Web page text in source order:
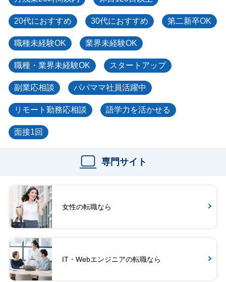
20代におすすめ 30代におすすめ 第二新卒OK
職種未経験OK 業界未経験OK
職種・業界未経験OK スタートアップ
副業応相談 パパママ社員活躍中
リモート勤務応相談 語学力を活かせる
面接1回
専門サイト
女性の転職なら
IT・Webエンジニアの転職なら